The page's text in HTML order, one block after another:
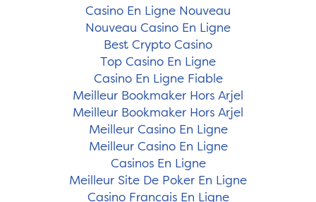
Casino En Ligne Nouveau
Nouveau Casino En Ligne
Best Crypto Casino
Top Casino En Ligne
Casino En Ligne Fiable
Meilleur Bookmaker Hors Arjel
Meilleur Bookmaker Hors Arjel
Meilleur Casino En Ligne
Meilleur Casino En Ligne
Casinos En Ligne
Meilleur Site De Poker En Ligne
Casino Francais En Ligne